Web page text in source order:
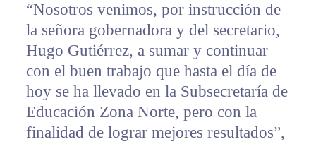
“Nosotros venimos, por instrucción de
la señora gobernadora y del secretario,
Hugo Gutiérrez, a sumar y continuar
con el buen trabajo que hasta el día de
hoy se ha llevado en la Subsecretaría de
Educación Zona Norte, pero con la
finalidad de lograr mejores resultados”,